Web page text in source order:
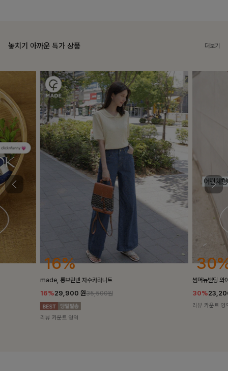
놓치기 아까운 특가 상품 더보기
30%
썸머뉴밴딩 와이드슬랙스[S,M,L사이즈]
30%23,200원33,100원
리뷰 카운트 영역
밴스트라이프
25%